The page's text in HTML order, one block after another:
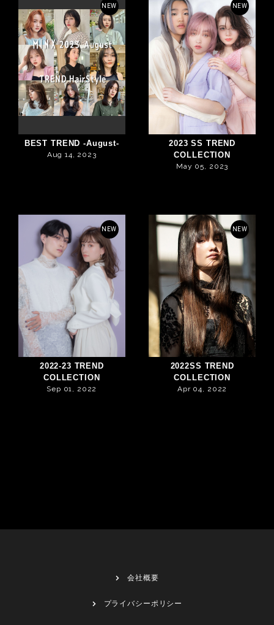
NEW
BEST TREND -August-
Aug 14, 2023
NEW
2023 SS TREND
COLLECTION
May 05, 2023
NEW
2022-23 TREND
COLLECTION
Sep 01, 2022
NEW
2022SS TREND
COLLECTION
Apr 04, 2022
会社概要
プライバシーポリシー